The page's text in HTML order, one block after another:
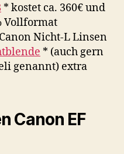
* kostet ca. 360€ und
Vollformat
Nicht-L Linsen
* (auch gern
genannt) extra
Canon EF